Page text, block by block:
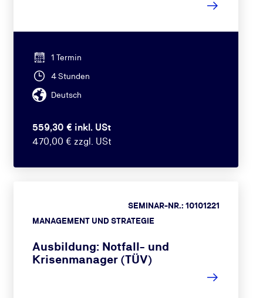
1 Termin
4 Stunden
Deutsch
559,30 € inkl. USt
470,00 € zzgl. USt
MANAGEMENT UND STRATEGIE
SEMINAR-NR.: 10101221
Ausbildung: Notfall- und
Krisenmanager (TÜV)